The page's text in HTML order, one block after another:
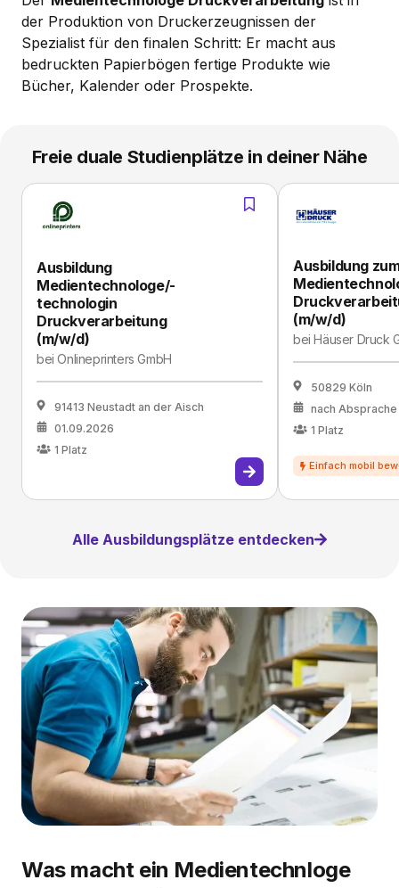
der Produktion von Druckerzeugnissen der
Spezialist für den finalen Schritt: Er macht aus
bedruckten Papierbögen fertige Produkte wie
Bücher, Kalender oder Prospekte.
Freie duale Studienplätze in deiner Nähe
Ausbildung
Medientechnologe/-
technologin
Druckverarbeitung
(m/w/d)
beiOnlineprinters GmbH
91413 Neustadt an der Aisch
01.09.2026
1 Platz
Ausbildung
(m/w/d)
beiHäuser Druck
50829 Köln
nach Absprache
1 Platz
Alle Ausbildungsplätze entdecken
Was macht ein Medientechnloge